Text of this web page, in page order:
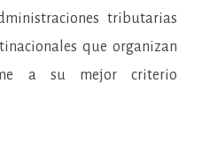
tributarias
que organizan
a su mejor criterio